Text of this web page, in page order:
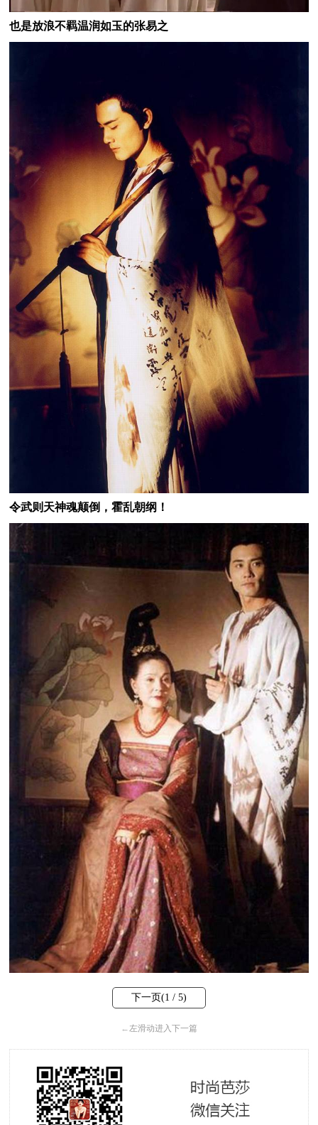
也是放浪不羁温润如玉的张易之
令武则天神魂颠倒，霍乱朝纲！
下一页(1 / 5)
←左滑动进入下一篇